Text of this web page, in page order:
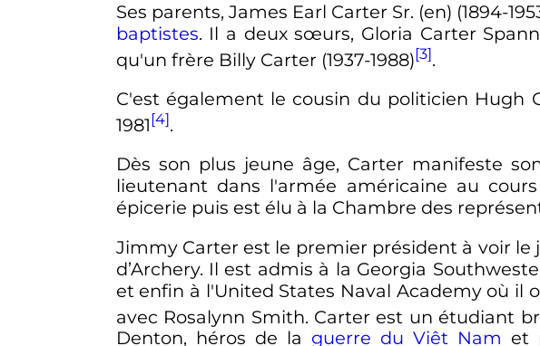
Ses parents, James Earl Carter Sr. (en) (1894-
baptistes. Il a deux sœurs, Gloria Carter Spann
qu'un frère Billy Carter (1937-1988)[3].
C'est également le cousin du politicien Hugh
1981[4].
Dès son plus jeune âge, Carter manifeste
lieutenant dans l'armée américaine au
épicerie puis est élu à la Chambre des
Jimmy Carter est le premier président à voir
d’Archery. Il est admis à la Georgia
et enfin à l'United States Naval Academy où il
avec Rosalynn Smith. Carter est un étudiant
Denton, héros de la guerre du Viêt Nam et